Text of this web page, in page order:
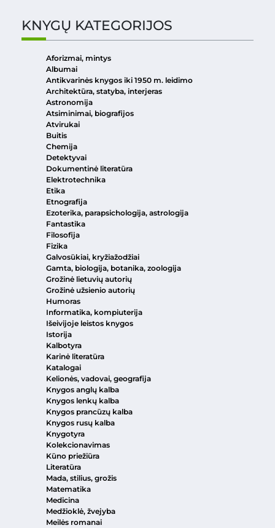
KNYGŲ KATEGORIJOS
Aforizmai, mintys
Albumai
Antikvarinės knygos iki 1950 m. leidimo
Architektūra, statyba, interjeras
Astronomija
Atsiminimai, biografijos
Atvirukai
Buitis
Chemija
Detektyvai
Dokumentinė literatūra
Elektrotechnika
Etika
Etnografija
Ezoterika, parapsichologija, astrologija
Fantastika
Filosofija
Fizika
Galvosūkiai, kryžiažodžiai
Gamta, biologija, botanika, zoologija
Grožinė lietuvių autorių
Grožinė užsienio autorių
Humoras
Informatika, kompiuterija
Išeivijoje leistos knygos
Istorija
Kalbotyra
Karinė literatūra
Katalogai
Kelionės, vadovai, geografija
Knygos anglų kalba
Knygos lenkų kalba
Knygos prancūzų kalba
Knygos rusų kalba
Knygotyra
Kolekcionavimas
Kūno priežiūra
Literatūra
Mada, stilius, grožis
Matematika
Medicina
Medžioklė, žvejyba
Meilės romanai